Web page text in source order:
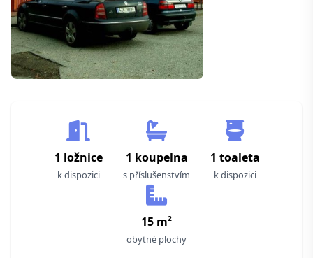
1 ložnice
k dispozici
1 koupelna
s příslušenstvím
1 toaleta
k dispozici
15 m²
obytné plochy